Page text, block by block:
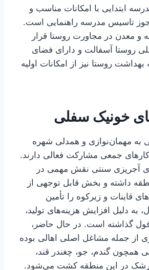
ابتدایی با امکانات مناسب و
تاسیس مدرسه راهنمایی است.
و معدن در مجاورت روستا قرار
روستا آسفالت و دارای فضای
روستا نیز از امکانات اولیه
خونیک سفلی
به مهمان‌نوازی و همدلی شهره
جمعی مشارکت فعالی دارند.
آجرپزی سنتی نقش مهمی در
داشته و بخش قابل توجهی از
قاینات و زیرکوه را تأمین
به دلیل افزایش هزینه‌های تولید،
گذاشته است. در حال حاضر،
از جمله مشاغل اصلی اهالی بوده
همچون گندم، جو، چغندر قند،
در این منطقه کشت می‌شود.